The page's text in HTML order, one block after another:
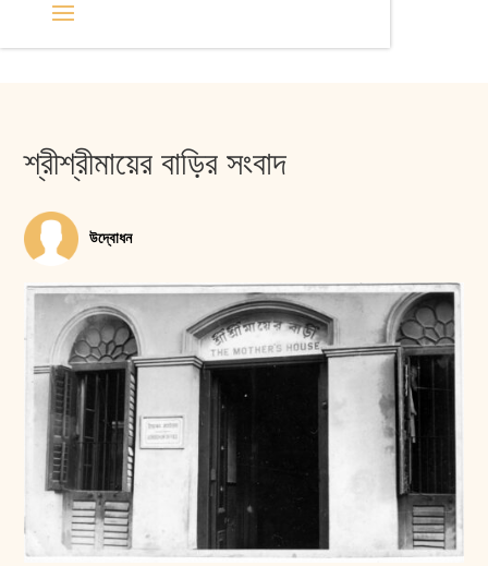
শ্রীশ্রীমায়ের বাড়ির সংবাদ
উদ্বোধন